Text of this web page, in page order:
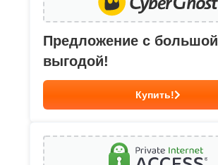
Предложение с большой
выгодой!
Купить!